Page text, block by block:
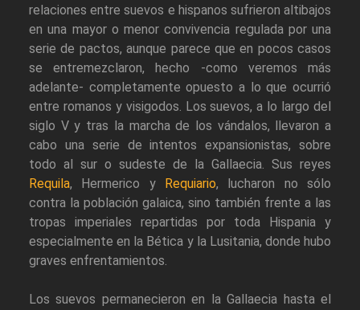
relaciones entre suevos e hispanos sufrieron altibajos
en una mayor o menor convivencia regulada por una
serie de pactos, aunque parece que en pocos casos
se entremezclaron, hecho -como veremos más
adelante- completamente opuesto a lo que ocurrió
entre romanos y visigodos. Los suevos, a lo largo del
siglo V y tras la marcha de los vándalos, llevaron a
cabo una serie de intentos expansionistas, sobre
todo al sur o sudeste de la Gallaecia. Sus reyes
Requila, Hermerico y Requiario, lucharon no sólo
contra la población galaica, sino también frente a las
tropas imperiales repartidas por toda Hispania y
especialmente en la Bética y la Lusitania, donde hubo
graves enfrentamientos.
Los suevos permanecieron en la Gallaecia hasta el